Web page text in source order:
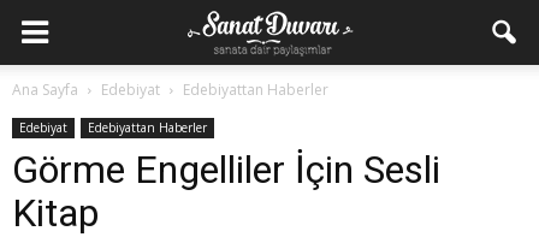
Ana Sayfa Edebiyat Edebiyattan Haberler
Edebiyat Edebiyattan Haberler
Görme Engelliler İçin Sesli
Kitap